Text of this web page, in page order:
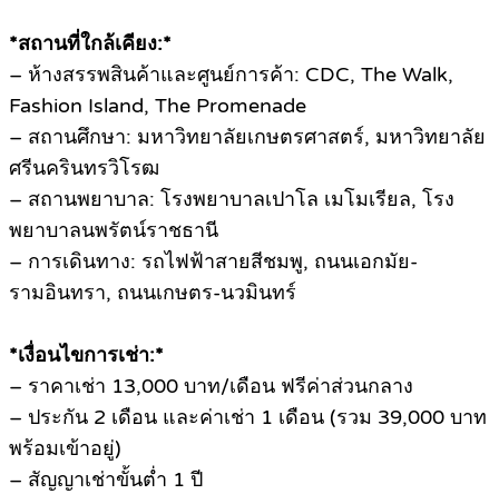
*สถานที่ใกล้เคียง:*
– ห้างสรรพสินค้าและศูนย์การค้า: CDC, The Walk,
Fashion Island, The Promenade
– สถานศึกษา: มหาวิทยาลัยเกษตรศาสตร์, มหาวิทยาลัย
ศรีนครินทรวิโรฒ
– สถานพยาบาล: โรงพยาบาลเปาโล เมโมเรียล, โรง
พยาบาลนพรัตน์ราชธานี
– การเดินทาง: รถไฟฟ้าสายสีชมพู, ถนนเอกมัย-
รามอินทรา, ถนนเกษตร-นวมินทร์
*เงื่อนไขการเช่า:*
– ราคาเช่า 13,000 บาท/เดือน ฟรีค่าส่วนกลาง
– ประกัน 2 เดือน และค่าเช่า 1 เดือน (รวม 39,000 บาท
พร้อมเข้าอยู่)
– สัญญาเช่าขั้นต่ำ 1 ปี